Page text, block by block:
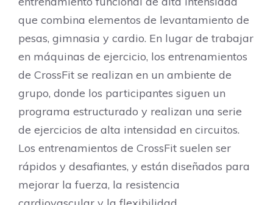
que combina elementos de levantamiento de
pesas, gimnasia y cardio. En lugar de trabajar
en máquinas de ejercicio, los entrenamientos
de CrossFit se realizan en un ambiente de
grupo, donde los participantes siguen un
programa estructurado y realizan una serie
de ejercicios de alta intensidad en circuitos.
Los entrenamientos de CrossFit suelen ser
rápidos y desafiantes, y están diseñados para
mejorar la fuerza, la resistencia